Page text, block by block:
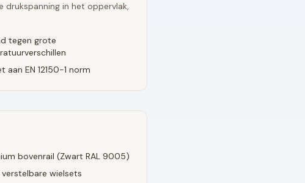
in het oppervlak,
tegen grote
aan EN 12150-1 norm
bovenrail (Zwart RAL 9005)
verstelbare wielsets